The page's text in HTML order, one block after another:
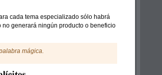
cada tema especializado sólo habrá
generará ningún producto o beneficio
mágica.